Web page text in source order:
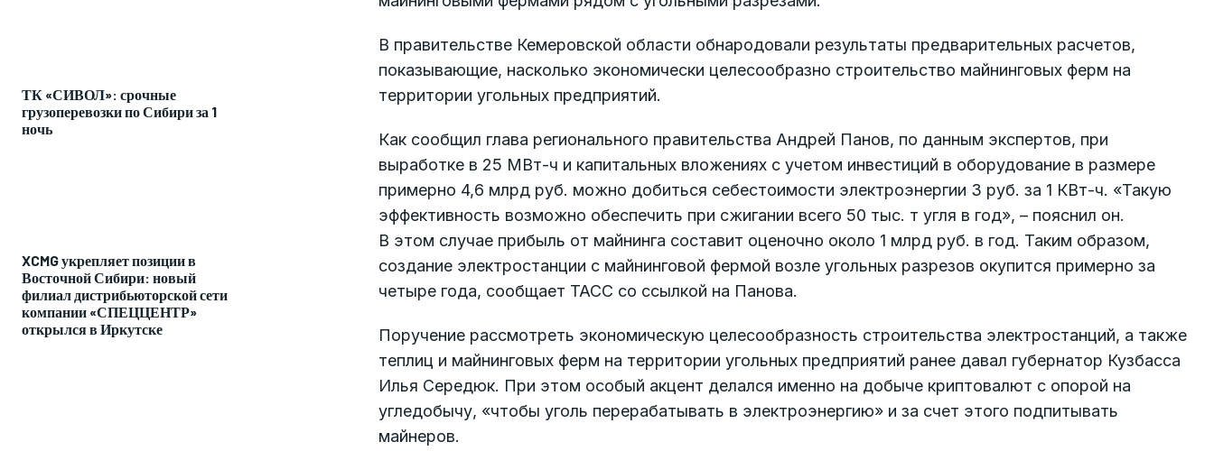
ТК «СИВОЛ»: срочные
грузоперевозки по Сибири за 1
ночь
XCMG укрепляет позиции в
Восточной Сибири: новый
филиал дистрибьюторской сети
компании «СПЕЦЦЕНТР»
открылся в Иркутске
В правительстве Кемеровской области обнародовали результаты предварительных расчетов,
показывающие, насколько экономически целесообразно строительство майнинговых ферм на
территории угольных предприятий.
Как сообщил глава регионального правительства Андрей Панов, по данным экспертов, при
выработке в 25 МВт-ч и капитальных вложениях с учетом инвестиций в оборудование в размере
примерно 4,6 млрд руб. можно добиться себестоимости электроэнергии 3 руб. за 1 КВт-ч. «Такую
эффективность возможно обеспечить при сжигании всего 50 тыс. т угля в год», – пояснил он.
В этом случае прибыль от майнинга составит оценочно около 1 млрд руб. в год. Таким образом,
создание электростанции с майнинговой фермой возле угольных разрезов окупится примерно за
четыре года, сообщает ТАСС со ссылкой на Панова.
Поручение рассмотреть экономическую целесообразность строительства электростанций, а также
теплиц и майнинговых ферм на территории угольных предприятий ранее давал губернатор Кузбасса
Илья Середюк. При этом особый акцент делался именно на добыче криптовалют с опорой на
угледобычу, «чтобы уголь перерабатывать в электроэнергию» и за счет этого подпитывать
майнеров.